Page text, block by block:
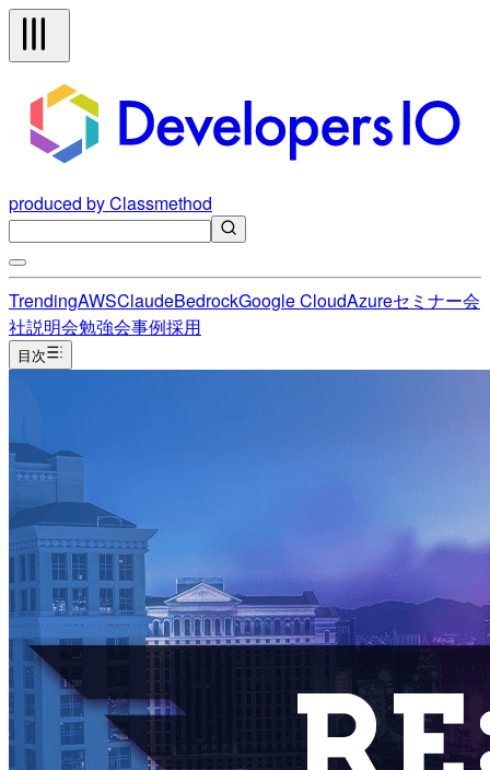
produced by Classmethod
TrendingAWSClaudeBedrockGoogle CloudAzureセミナー会
社説明会勉強会事例採用
目次